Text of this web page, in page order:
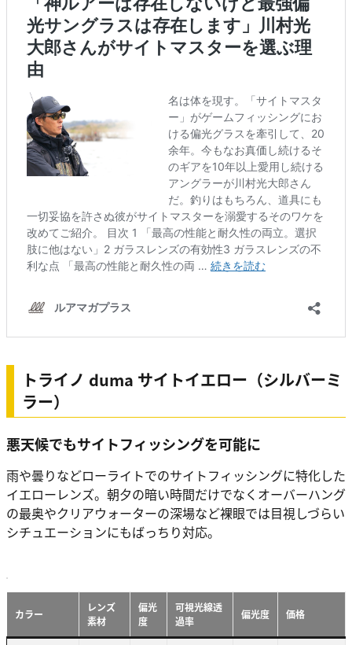
トライノ duma サイトイエロー（シルバーミ
ラー）
悪天候でもサイトフィッシングを可能に
雨や曇りなどローライトでのサイトフィッシングに特化した
イエローレンズ。朝夕の暗い時間だけでなくオーバーハング
の最奥やクリアウォーターの深場など裸眼では目視しづらい
シチュエーションにもばっちり対応。
カラー
レンズ
素材
偏光
度
可視光線透
過率
偏光度 価格